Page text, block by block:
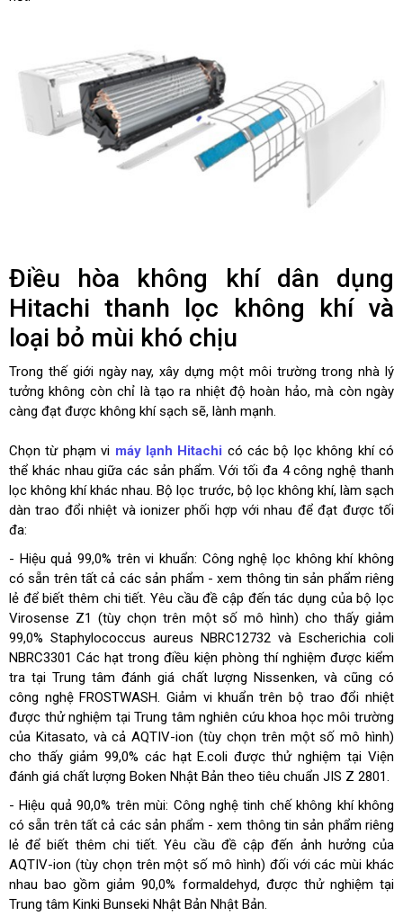
Điều hòa không khí dân dụng
Hitachi thanh lọc không khí và
loại bỏ mùi khó chịu
Trong thế giới ngày nay, xây dựng một môi trường trong nhà lý
tưởng không còn chỉ là tạo ra nhiệt độ hoàn hảo, mà còn ngày
càng đạt được không khí sạch sẽ, lành mạnh.
Chọn từ phạm vi máy lạnh Hitachi có các bộ lọc không khí có
thể khác nhau giữa các sản phẩm. Với tối đa 4 công nghệ thanh
lọc không khí khác nhau. Bộ lọc trước, bộ lọc không khí, làm sạch
dàn trao đổi nhiệt và ionizer phối hợp với nhau để đạt được tối
đa:
- Hiệu quả 99,0% trên vi khuẩn: Công nghệ lọc không khí không
có sẵn trên tất cả các sản phẩm - xem thông tin sản phẩm riêng
lẻ để biết thêm chi tiết. Yêu cầu đề cập đến tác dụng của bộ lọc
Virosense Z1 (tùy chọn trên một số mô hình) cho thấy giảm
99,0% Staphylococcus aureus NBRC12732 và Escherichia coli
NBRC3301 Các hạt trong điều kiện phòng thí nghiệm được kiểm
tra tại Trung tâm đánh giá chất lượng Nissenken, và cũng có
công nghệ FROSTWASH. Giảm vi khuẩn trên bộ trao đổi nhiệt
được thử nghiệm tại Trung tâm nghiên cứu khoa học môi trường
của Kitasato, và cả AQTIV-ion (tùy chọn trên một số mô hình)
cho thấy giảm 99,0% các hạt E.coli được thử nghiệm tại Viện
đánh giá chất lượng Boken Nhật Bản theo tiêu chuẩn JIS Z 2801.
- Hiệu quả 90,0% trên mùi: Công nghệ tinh chế không khí không
có sẵn trên tất cả các sản phẩm - xem thông tin sản phẩm riêng
lẻ để biết thêm chi tiết. Yêu cầu đề cập đến ảnh hưởng của
AQTIV-ion (tùy chọn trên một số mô hình) đối với các mùi khác
nhau bao gồm giảm 90,0% formaldehyd, được thử nghiệm tại
Trung tâm Kinki Bunseki Nhật Bản Nhật Bản.